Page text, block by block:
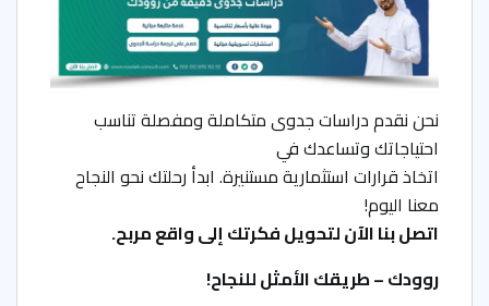
نحن نقدم دراسات جدوى متكاملة ومفصلة تناسب
احتياجاتك وتساعدك في
اتخاذ قرارات استثمارية مستنيرة. ابدأ رحلتك نحو النجاح
معنا اليوم!
اتصل بنا الآن لتحويل فكرتك إلى واقع مربح.
روودك – طريقك الأمثل للنجاح!